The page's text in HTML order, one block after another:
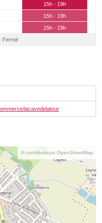
15h - 19h
15h - 19h
15h - 19h
Fermé
lacavedelatour
© contributeurs OpenStreetMap